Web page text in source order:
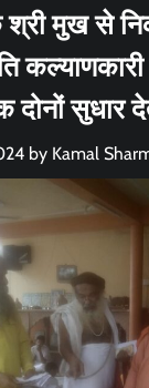
मुख से
सुधार
by Kamal